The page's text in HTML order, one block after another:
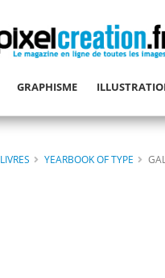
GRAPHISME
LIVRES YEARBOOK OF TYPE